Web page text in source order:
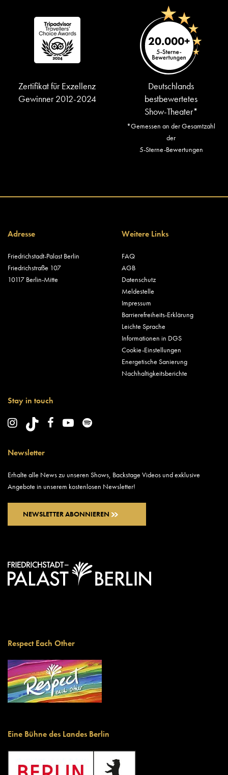
Zertifikat für Exzellenz
Gewinner 2012-2024
Deutschlands
bestbewertetes
Show-Theater*
*Gemessen an der Gesamtzahl
der
5-Sterne-Bewertungen
Adresse
Friedrichstadt-Palast Berlin
Friedrichstraße 107
10117 Berlin-Mitte
Weitere Links
FAQ
AGB
Datenschutz
Meldestelle
Impressum
Barrierefreiheits-Erklärung
Leichte Sprache
Informationen in DGS
Cookie-Einstellungen
Energetische Sanierung
Nachhaltigkeitsberichte
Stay in touch
Newsletter
Erhalte alle News zu unseren Shows, Backstage Videos und exklusive
Angebote in unserem kostenlosen Newsletter!
NEWSLETTER ABONNIEREN
Respect Each Other
Eine Bühne des Landes Berlin